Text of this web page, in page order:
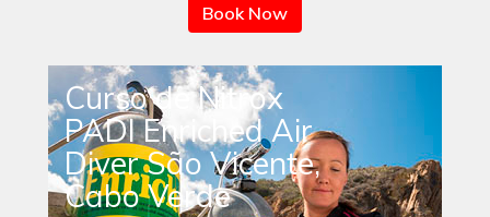
Book Now
Curso de Nitrox
PADI Enriched Air
Diver São Vicente,
Cabo Verde